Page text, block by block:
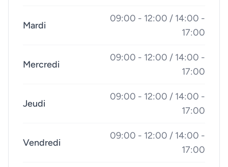
Mardi
09:00 - 12:00 / 14:00 -
17:00
Mercredi
09:00 - 12:00 / 14:00 -
17:00
Jeudi
09:00 - 12:00 / 14:00 -
17:00
Vendredi
09:00 - 12:00 / 14:00 -
17:00